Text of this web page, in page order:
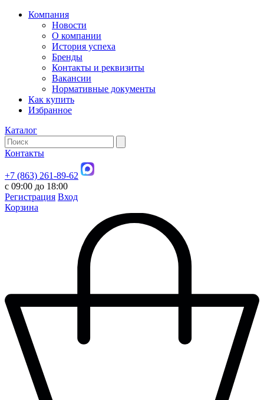
Компания
Новости
О компании
История успеха
Бренды
Контакты и реквизиты
Вакансии
Нормативные документы
Как купить
Избранное
Каталог
Контакты
+7 (863) 261-89-62
с 09:00 до 18:00
Регистрация Вход
Корзина